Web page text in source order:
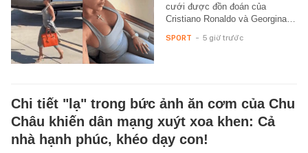
cưới được đồn đoán của
Cristiano Ronaldo và Georgina…
SPORT - 5 giờ trước
Chi tiết "lạ" trong bức ảnh ăn cơm của Chu
Châu khiến dân mạng xuýt xoa khen: Cả
nhà hạnh phúc, khéo dạy con!